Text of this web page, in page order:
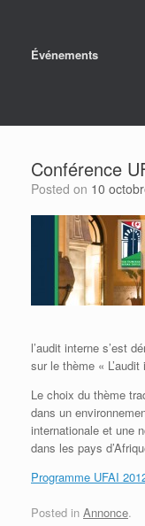
Événements
Conférence
Posted on 10
l’audit interne s’est
sur le thème «
Le choix du thème
dans un
internationale et une
dans les pays
Programme UFAI
Posted in Annonce.